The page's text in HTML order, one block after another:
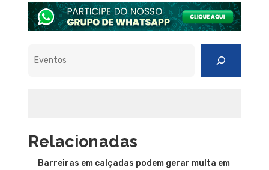
Relacionadas
Barreiras em calçadas podem gerar multa em